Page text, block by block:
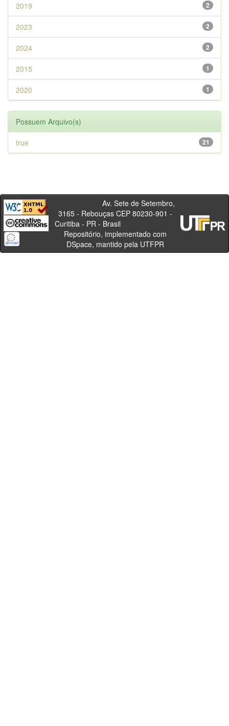
2
2019
2
2023
2
2024
1
2015
1
2020
Possuem Arquivo(s)
21
true
Av. Sete de Setembro,
3165 - Rebouças CEP 80230-901 -
Curitiba - PR - Brasil
Repositório, implementado com
DSpace, mantido pela UTFPR